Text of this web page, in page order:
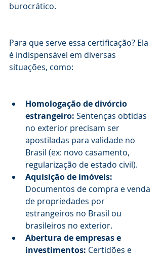
burocrático.
Para que serve essa certificação? Ela
é indispensável em diversas
situações, como:
Homologação de divórcio
estrangeiro: Sentenças obtidas
no exterior precisam ser
apostiladas para validade no
Brasil (ex: novo casamento,
regularização de estado civil).
Aquisição de imóveis:
Documentos de compra e venda
de propriedades por
estrangeiros no Brasil ou
brasileiros no exterior.
Abertura de empresas e
investimentos: Certidões e